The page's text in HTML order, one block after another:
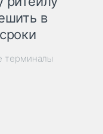
в
терминалы